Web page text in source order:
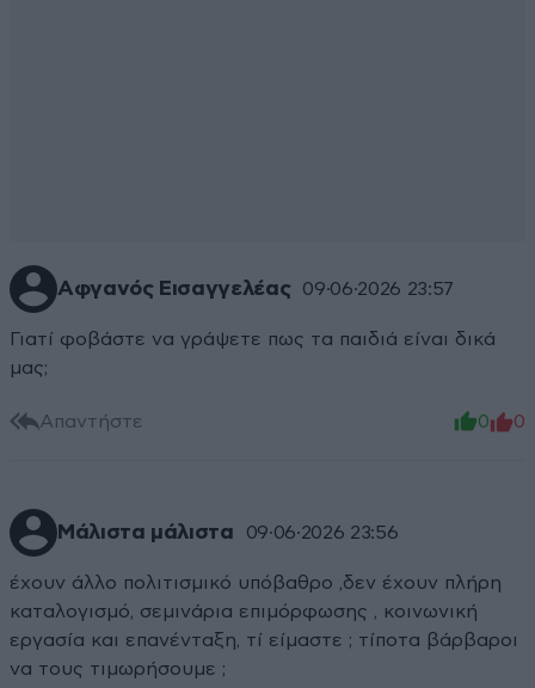
Αφγανός Εισαγγελέας 09·06·2026 23:57
Γιατί φοβάστε να γράψετε πως τα παιδιά είναι δικά
μας;
Απαντήστε 0 0
Μάλιστα μάλιστα 09·06·2026 23:56
έχουν άλλο πολιτισμικό υπόβαθρο ,δεν έχουν πλήρη
καταλογισμό, σεμινάρια επιμόρφωσης , κοινωνική
εργασία και επανένταξη, τί είμαστε ; τίποτα βάρβαροι
να τους τιμωρήσουμε ;